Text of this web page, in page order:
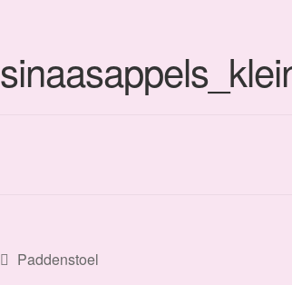
Bericht
Vorig
Paddenstoel